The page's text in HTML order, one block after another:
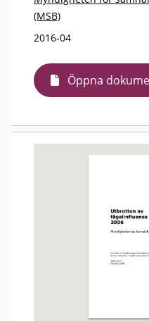
(MSB)
2016-04
Öppna